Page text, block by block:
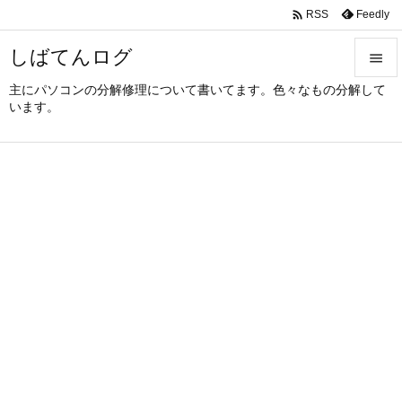
しばてんログ
主にパソコンの分解修理について書いてます。色々なもの分解して
います。



 RSS Feedly